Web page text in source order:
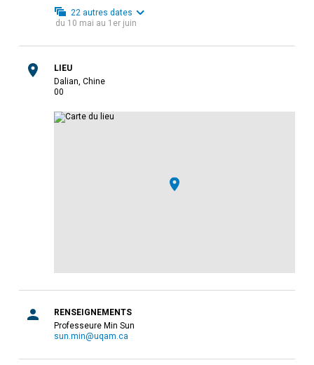
22 autres dates
du 10 mai au 1er juin
LIEU
Dalian, Chine
00
RENSEIGNEMENTS
Professeure Min Sun
sun.min@uqam.ca